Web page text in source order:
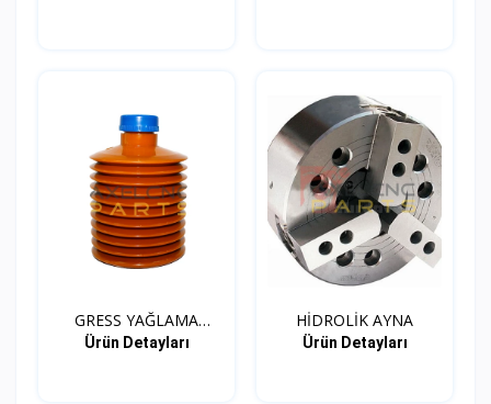
GRESS YAĞLAMA
KARTUŞ
Ürün Detayları
HİDROLİK AYNA
Ürün Detayları